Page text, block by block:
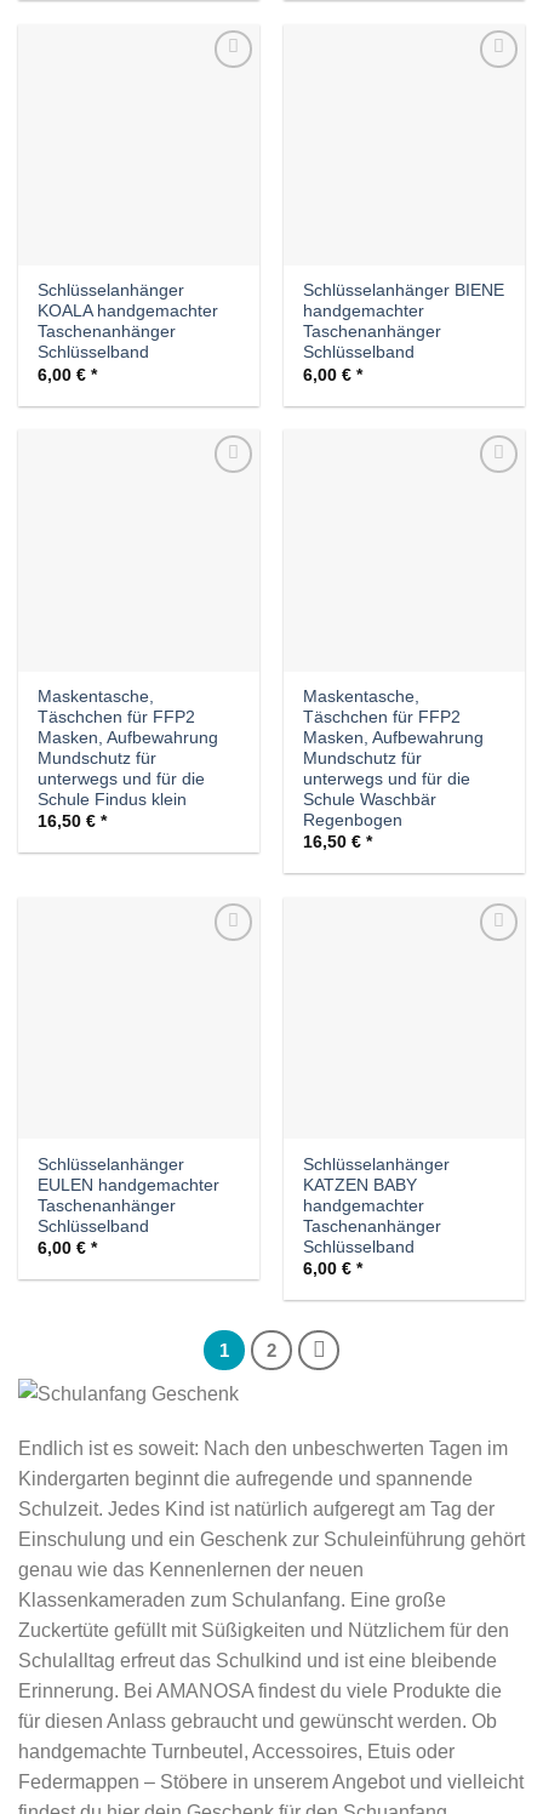
Schlüsselanhänger
KOALA handgemachter
Taschenanhänger
Schlüsselband
6,00€
Schlüsselanhänger BIENE
handgemachter
Taschenanhänger
Schlüsselband
6,00€
Maskentasche,
Täschchen für FFP2
Masken, Aufbewahrung
Mundschutz für
unterwegs und für die
Schule Findus klein
16,50€
Maskentasche,
Täschchen für FFP2
Masken, Aufbewahrung
Mundschutz für
unterwegs und für die
Schule Waschbär
Regenbogen
16,50€
Schlüsselanhänger
EULEN handgemachter
Taschenanhänger
Schlüsselband
6,00€
Schlüsselanhänger
KATZEN BABY
handgemachter
Taschenanhänger
Schlüsselband
6,00€
1 2
Endlich ist es soweit: Nach den unbeschwerten Tagen im
Kindergarten beginnt die aufregende und spannende
Schulzeit. Jedes Kind ist natürlich aufgeregt am Tag der
Einschulung und ein Geschenk zur Schuleinführung gehört
genau wie das Kennenlernen der neuen
Klassenkameraden zum Schulanfang. Eine große
Zuckertüte gefüllt mit Süßigkeiten und Nützlichem für den
Schulalltag erfreut das Schulkind und ist eine bleibende
Erinnerung. Bei AMANOSA findest du viele Produkte die
für diesen Anlass gebraucht und gewünscht werden. Ob
handgemachte Turnbeutel, Accessoires, Etuis oder
Federmappen – Stöbere in unserem Angebot und vielleicht